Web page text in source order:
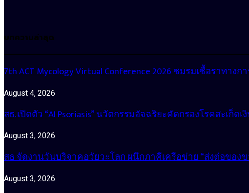
บทความล่าสุด
7th ACT Mycology Virtual Conference 2026 ชมรมเชื้อราทาง
August 4, 2026
สธ. เปิดตัว “AI Psoriasis” นวัตกรรมอัจฉริยะคัดกรองโรคสะเก็
August 3, 2026
สธ จัดงานวันบริจาคอวัยวะโลก ผนึกภาคีเครือข่าย “ส่งต่อขอ
August 3, 2026